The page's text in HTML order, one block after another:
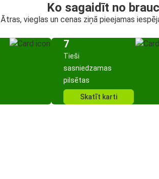
Ko sagaidīt no
Ātras, vieglas un cenas ziņā pieejamas
7
Tieši
sasniedzamas
pilsētas
Skatīt karti